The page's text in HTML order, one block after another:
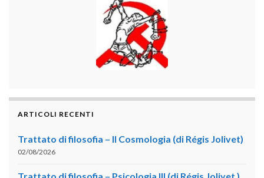
ARTICOLI RECENTI
Trattato di filosofia – II Cosmologia (di Régis Jolivet)
02/08/2026